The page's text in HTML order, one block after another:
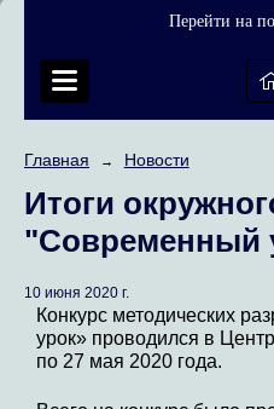
Перейти на
Главная → Новости
Итоги
"Современный
10 июня 2020 г.
Конкурс методических
урок» проводился в
по 27 мая 2020 года.